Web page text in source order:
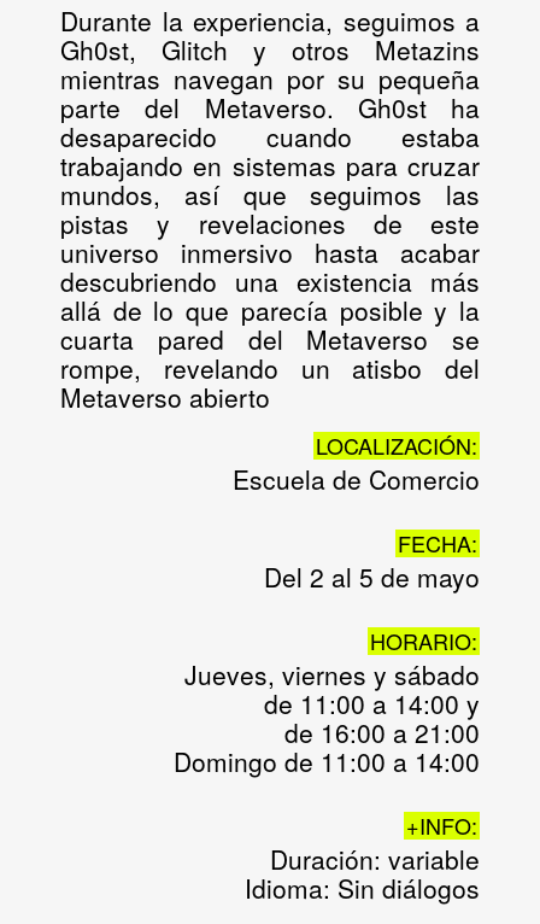
Durante la experiencia, seguimos a
Gh0st, Glitch y otros Metazins
mientras navegan por su pequeña
parte del Metaverso. Gh0st ha
desaparecido cuando estaba
trabajando en sistemas para cruzar
mundos, así que seguimos las
pistas y revelaciones de este
universo inmersivo hasta acabar
descubriendo una existencia más
allá de lo que parecía posible y la
cuarta pared del Metaverso se
rompe, revelando un atisbo del
Metaverso abierto
LOCALIZACIÓN:
Escuela de Comercio
FECHA:
Del 2 al 5 de mayo
HORARIO:
Jueves, viernes y sábado
de 11:00 a 14:00 y
de 16:00 a 21:00
Domingo de 11:00 a 14:00
+INFO:
Duración: variable
Idioma: Sin diálogos